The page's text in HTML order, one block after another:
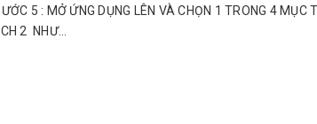
: MỞ ỨNG DỤNG LÊN VÀ CHỌN 1 TRONG 4 MỤC
2 NHƯ...